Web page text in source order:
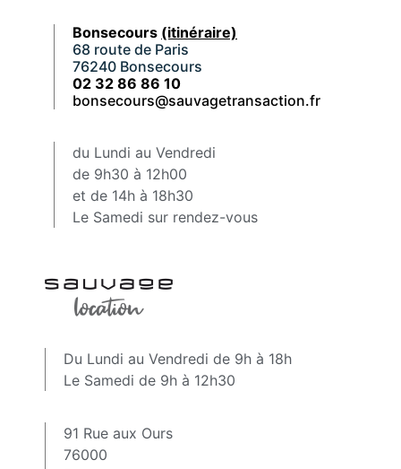
Bonsecours (itinéraire)
68 route de Paris
76240 Bonsecours
02 32 86 86 10
bonsecours@sauvagetransaction.fr
du Lundi au Vendredi
de 9h30 à 12h00
et de 14h à 18h30
Le Samedi sur rendez-vous
Du Lundi au Vendredi de 9h à 18h
Le Samedi de 9h à 12h30
91 Rue aux Ours
76000